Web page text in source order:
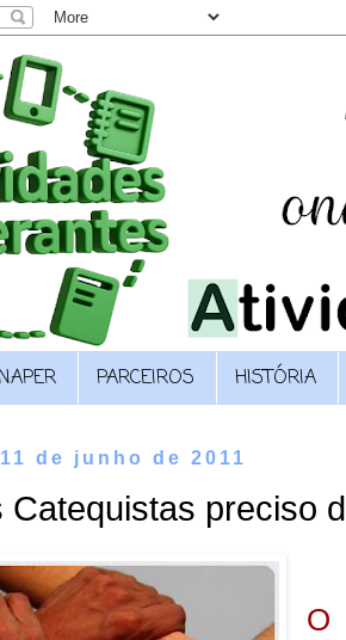
PARCEIROS HISTÓRIA
de junho de 2011
Catequistas preciso